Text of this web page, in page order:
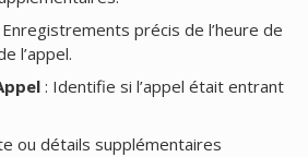
Enregistrements précis de l’heure de
l’appel.
: Identifie si l’appel était entrant
ou détails supplémentaires